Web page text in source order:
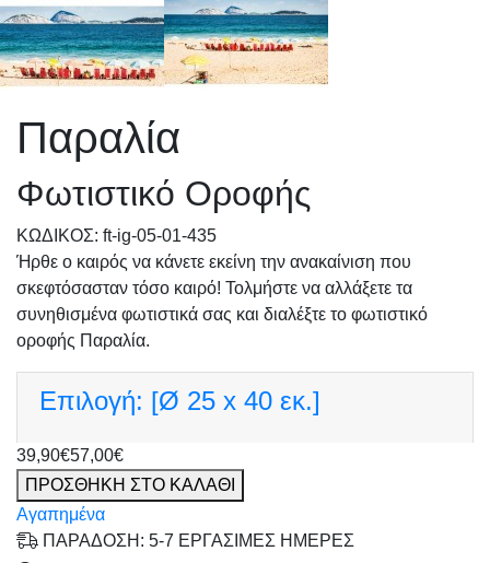
Παραλία
Φωτιστικό Οροφής
KΩΔΙΚΟΣ: ft-ig-05-01-435
Ήρθε ο καιρός να κάνετε εκείνη την ανακαίνιση που
σκεφτόσασταν τόσο καιρό! Τολμήστε να αλλάξετε τα
συνηθισμένα φωτιστικά σας και διαλέξτε το φωτιστικό
οροφής Παραλία.
Επιλογή: [Ø 25 x 40 εκ.]
39,90€57,00€
ΠΡΟΣΘΗΚΗ ΣΤΟ ΚΑΛΑΘΙ
Αγαπημένα
ΠΑΡΑΔΟΣΗ: 5-7 ΕΡΓΑΣΙΜΕΣ ΗΜΕΡΕΣ